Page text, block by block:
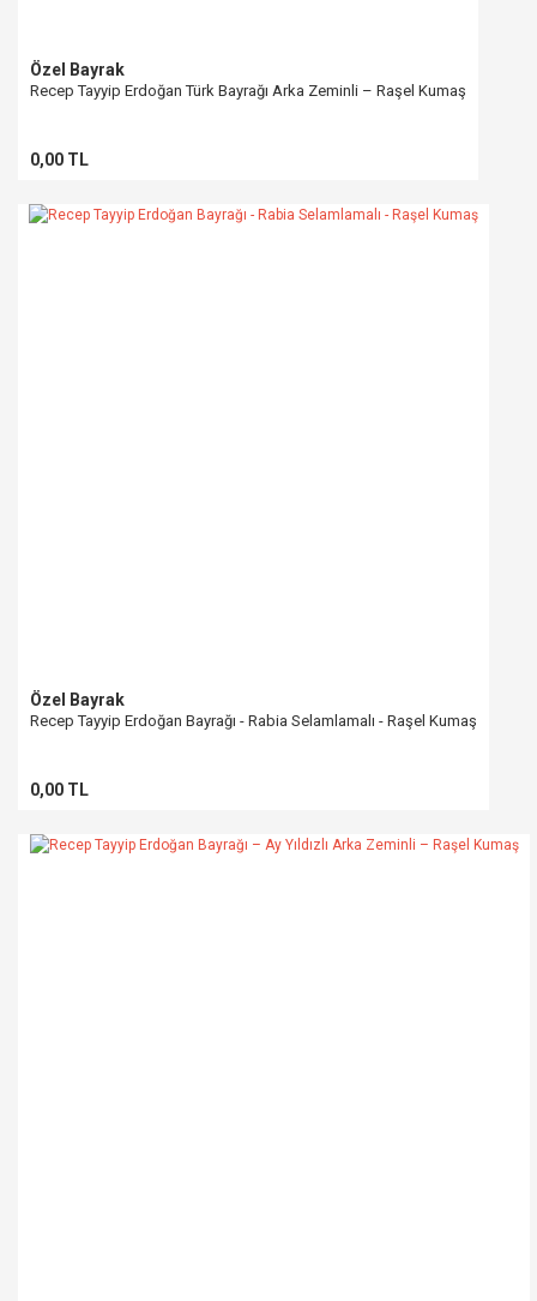
Özel Bayrak
Recep Tayyip Erdoğan Türk Bayrağı Arka Zeminli – Raşel Kumaş
0,00 TL
Özel Bayrak
Recep Tayyip Erdoğan Bayrağı - Rabia Selamlamalı - Raşel Kumaş
0,00 TL